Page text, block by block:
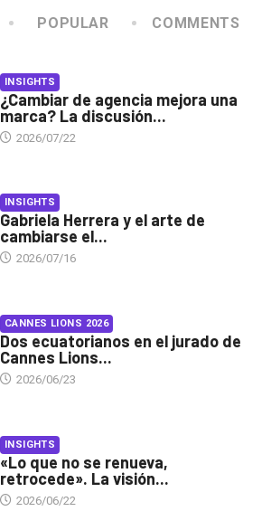
POPULAR COMMENTS
INSIGHTS
¿Cambiar de agencia mejora una
marca? La discusión...
2026/07/22
INSIGHTS
Gabriela Herrera y el arte de
cambiarse el...
2026/07/16
CANNES LIONS 2026
Dos ecuatorianos en el jurado de
Cannes Lions...
2026/06/23
INSIGHTS
«Lo que no se renueva,
retrocede». La visión...
2026/06/22